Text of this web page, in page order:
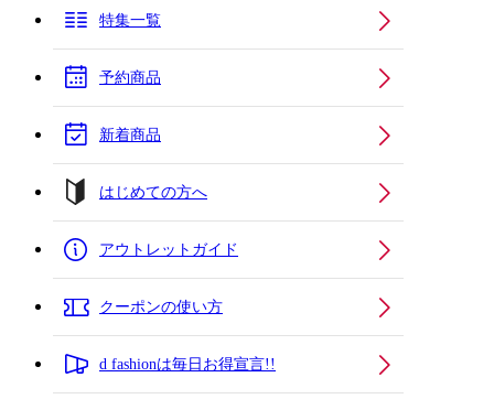
特集一覧
予約商品
新着商品
はじめての方へ
アウトレットガイド
クーポンの使い方
d fashionは毎日お得宣言!!